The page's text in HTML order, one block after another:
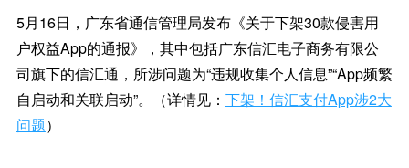
5月16日，广东省通信管理局发布《关于下架30款侵害用
户权益App的通报》，其中包括广东信汇电子商务有限公
司旗下的信汇通，所涉问题为“违规收集个人信息”“App频繁
自启动和关联启动”。（详情见： 下架！信汇支付App涉2大
问题）